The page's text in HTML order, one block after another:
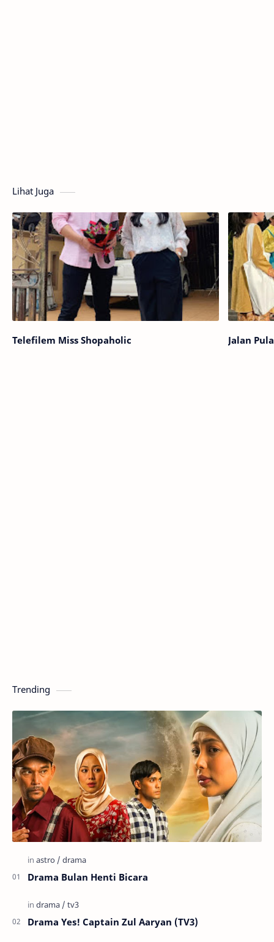
Lihat Juga
Telefilem Miss Shopaholic Jalan
Trending
Drama Bulan Henti Bicara
Drama Yes! Captain Zul Aaryan (TV3)